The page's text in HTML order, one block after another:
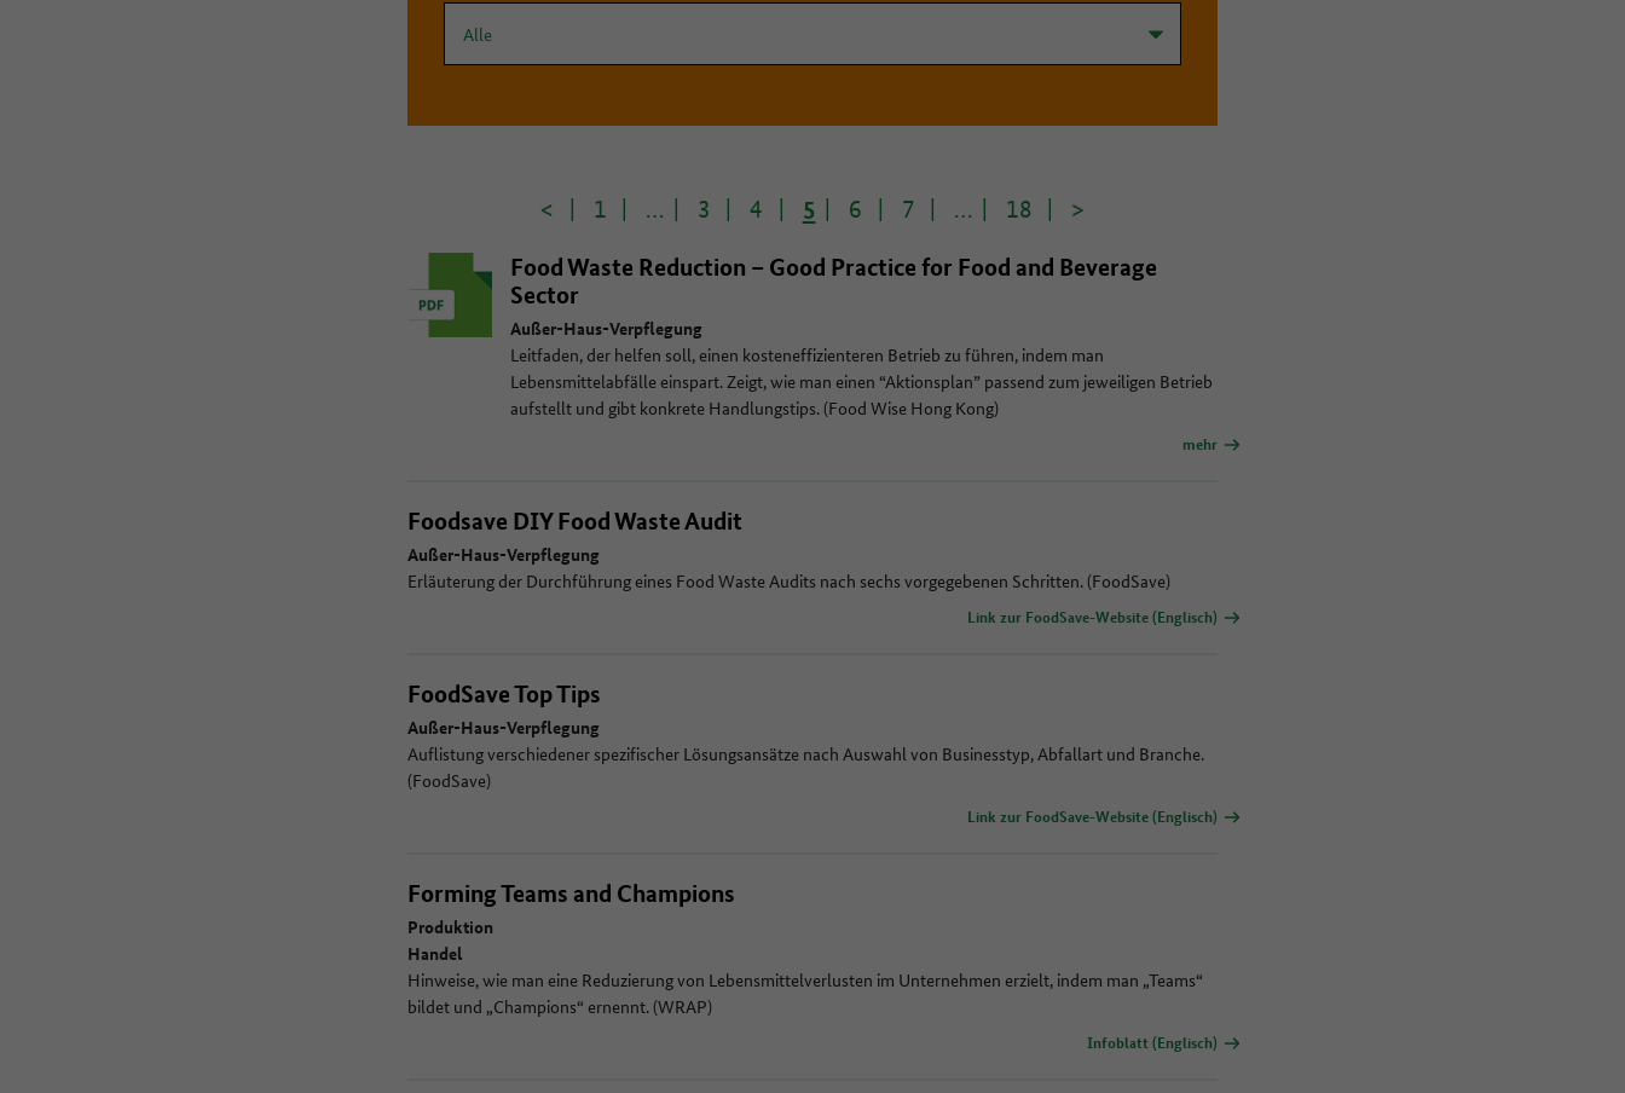
< 1 … 3 4 5 6 7 … 18 >
Food Waste Reduction – Good Practice for Food and Beverage
Sector
Außer-Haus-Verpflegung
Leitfaden, der helfen soll, einen kosteneffizienteren Betrieb zu führen, indem man
Lebensmittelabfälle einspart. Zeigt, wie man einen “Aktionsplan” passend zum jeweiligen Betrieb
aufstellt und gibt konkrete Handlungstips. (Food Wise Hong Kong)
mehr
Foodsave DIY Food Waste Audit
Außer-Haus-Verpflegung
Erläuterung der Durchführung eines Food Waste Audits nach sechs vorgegebenen Schritten. (FoodSave)
Link zur FoodSave-Website (Englisch)
FoodSave Top Tips
Außer-Haus-Verpflegung
Auflistung verschiedener spezifischer Lösungsansätze nach Auswahl von Businesstyp, Abfallart und Branche.
(FoodSave)
Link zur FoodSave-Website (Englisch)
Forming Teams and Champions
Produktion
Handel
Hinweise, wie man eine Reduzierung von Lebensmittelverlusten im Unternehmen erzielt, indem man „Teams“
bildet und „Champions“ ernennt. (WRAP)
Infoblatt (Englisch)